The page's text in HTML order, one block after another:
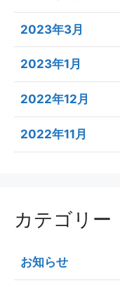
2023年3月
2023年1月
2022年12月
2022年11月
カテゴリー
お知らせ